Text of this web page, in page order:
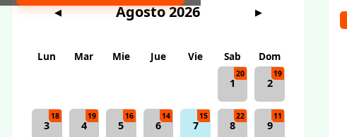
◀ Agosto 2026 ▶
Lun Mar Mie Jue Vie Sab
Dom
1
20
2
19
3
18
4
19
5
16
6
14
7
15
8
22
9
11